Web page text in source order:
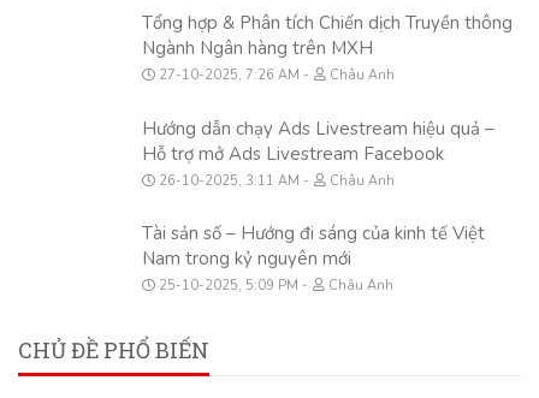
Tổng hợp & Phân tích Chiến dịch Truyền thông
Ngành Ngân hàng trên MXH
27-10-2025, 7:26 AM Châu Anh
Hướng dẫn chạy Ads Livestream hiệu quả –
Hỗ trợ mở Ads Livestream Facebook
26-10-2025, 3:11 AM Châu Anh
Tài sản số – Hướng đi sáng của kinh tế Việt
Nam trong kỷ nguyên mới
25-10-2025, 5:09 PM Châu Anh
CHỦ ĐỀ PHỔ BIẾN